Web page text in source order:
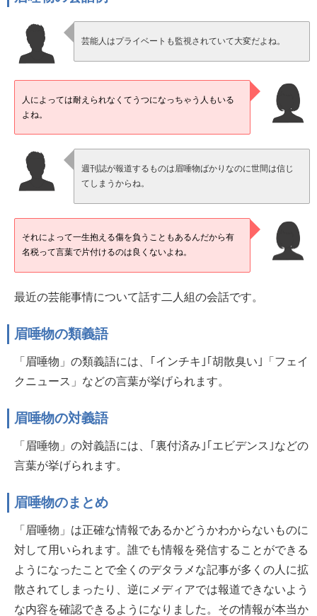
芸能人はプライベートも監視されていて大変だよね。
人によっては耐えられなくてうつになっちゃう人もいる
よね。
週刊誌が報道するものは眉唾物ばかりなのに世間は信じ
てしまうからね。
それによって一生抱える傷を負うこともあるんだから有
名税って言葉で片付けるのは良くないよね。
最近の芸能事情について話す二人組の会話です。
眉唾物の類義語
「眉唾物」の類義語には、｢インチキ｣｢胡散臭い｣「フェイ
クニュース」などの言葉が挙げられます。
眉唾物の対義語
「眉唾物」の対義語には、｢裏付済み｣｢エビデンス｣などの
言葉が挙げられます。
眉唾物のまとめ
「眉唾物」は正確な情報であるかどうかわからないものに
対して用いられます。誰でも情報を発信することができる
ようになったことで全くのデタラメな記事が多くの人に拡
散されてしまったり、逆にメディアでは報道できないよう
な内容を確認できるようになりました。その情報が本当か